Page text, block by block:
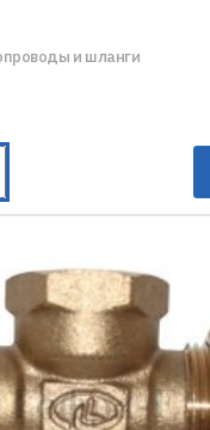
и шланги